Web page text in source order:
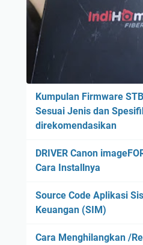
Kumpulan Firmware
Sesuai Jenis dan
direkomendasikan
DRIVER Canon
Cara Installnya
Source Code Aplikasi
Keuangan (SIM)
Cara Menghilangkan /